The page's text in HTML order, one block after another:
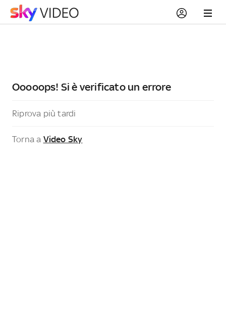
Ooooops! Si è verificato un errore
Riprova più tardi
Torna a Video Sky